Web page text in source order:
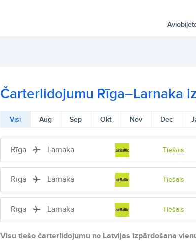
Čarterlidojumu Rīga–Larnaka
Visi Aug Sep Okt Nov Dec
Rīga Larnaka Tiešais
Rīga Larnaka Tiešais
Rīga Larnaka Tiešais
Visu tiešo čarterlidojumu no Latvijas izpārdošana